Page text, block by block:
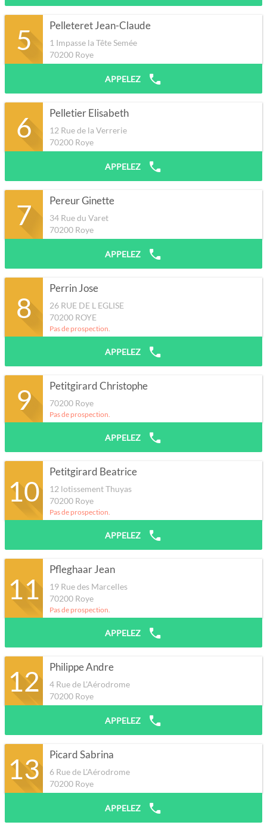
5 Pelleteret Jean-Claude
1 Impasse la Tête Semée
70200 Roye
APPELEZ
6 Pelletier Elisabeth
12 Rue de la Verrerie
70200 Roye
APPELEZ
7 Pereur Ginette
34 Rue du Varet
70200 Roye
APPELEZ
8
Perrin Jose
26 RUE DE L EGLISE
70200 ROYE
Pas de prospection.
APPELEZ
9 Petitgirard Christophe
70200 Roye
Pas de prospection.
APPELEZ
10
Petitgirard Beatrice
12 lotissement Thuyas
70200 Roye
Pas de prospection.
APPELEZ
11
Pfleghaar Jean
19 Rue des Marcelles
70200 Roye
Pas de prospection.
APPELEZ
12 Philippe Andre
4 Rue de L'Aérodrome
70200 Roye
APPELEZ
13 Picard Sabrina
6 Rue de L'Aérodrome
70200 Roye
APPELEZ